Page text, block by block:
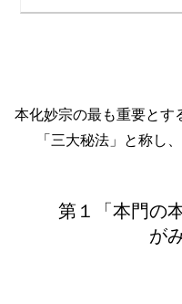
本化妙宗の最も重要とす
「三大秘法」と称し
第１「本門の
が